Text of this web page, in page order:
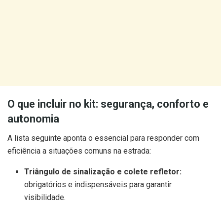
O que incluir no kit: segurança, conforto e
autonomia
A lista seguinte aponta o essencial para responder com
eficiência a situações comuns na estrada:
Triângulo de sinalização e colete refletor:
obrigatórios e indispensáveis para garantir
visibilidade.